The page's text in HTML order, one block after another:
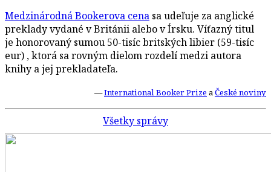
Medzinárodná Bookerova cena sa udeľuje za anglické
preklady vydané v Británii alebo v Írsku. Víťazný titul
je honorovaný sumou 50-tisíc britských libier (59-tisíc
eur) , ktorá sa rovným dielom rozdelí medzi autora
knihy a jej prekladateľa.
—International Booker Prize aČeské noviny
Všetky správy